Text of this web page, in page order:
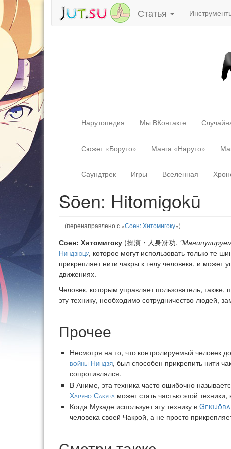
Статья
Нарутопедия Мы ВКонтакте
Сюжет «Боруто» Манга «Наруто»
Саундтрек Игры Вселенная
Sōen: Hitomigokū
(перенаправлено с «Соен: Хитомигоку»)
Соен: Хитомигоку (操演・人身冴功,
Ниндзюцу, которое могут использовать только те
прикрепляет нити чакры к телу человека, и может
движениях.
Человек, которым управляет пользователь,
эту технику, необходимо сотрудничество людей,
Прочее
Несмотря на то, что контролируемый человек
войны Ниндзя, был способен прикрепить нити
сопротивлялся.
В Аниме, эта техника часто ошибочно
Харуно Сакура может стать частью этой
Когда Мукаде использует эту технику в
человека своей Чакрой, а не просто